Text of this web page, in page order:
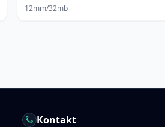
12mm/32mb
Kontakt